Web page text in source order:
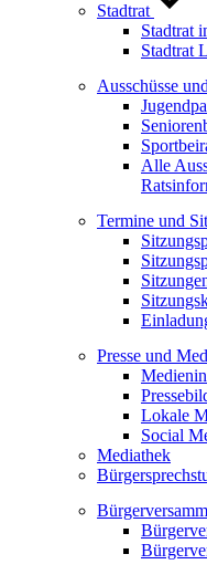
Stadtrat
Stadtrat
Stadtrat
Ausschüsse
Alle
Termine und
Presse und
Lokale
Social
Mediathek